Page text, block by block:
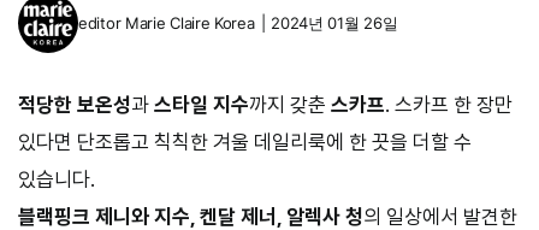
editor Marie Claire Korea 2024년 01월 26일
적당한 보온성과 스타일 지수까지 갖춘 스카프. 스카프 한 장만
있다면 단조롭고 칙칙한 겨울 데일리룩에 한 끗을 더할 수
있습니다.
블랙핑크 제니와 지수, 켄달 제너, 알렉사 청의 일상에서 발견한